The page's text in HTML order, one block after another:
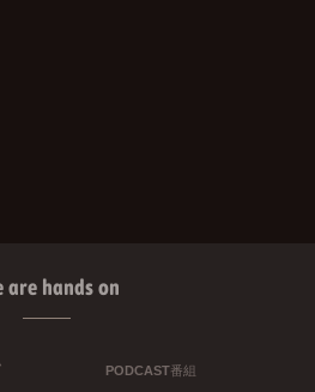
are hands on
PODCAST番組